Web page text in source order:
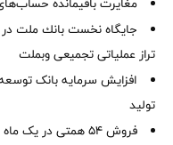
تراز عملیاتی تجمیعی وبملت
افزایش سرمایه بانک
تولید
فروش 54 همتی در یک ماه و عبور درآمد سه‌ماهه از 81 همت